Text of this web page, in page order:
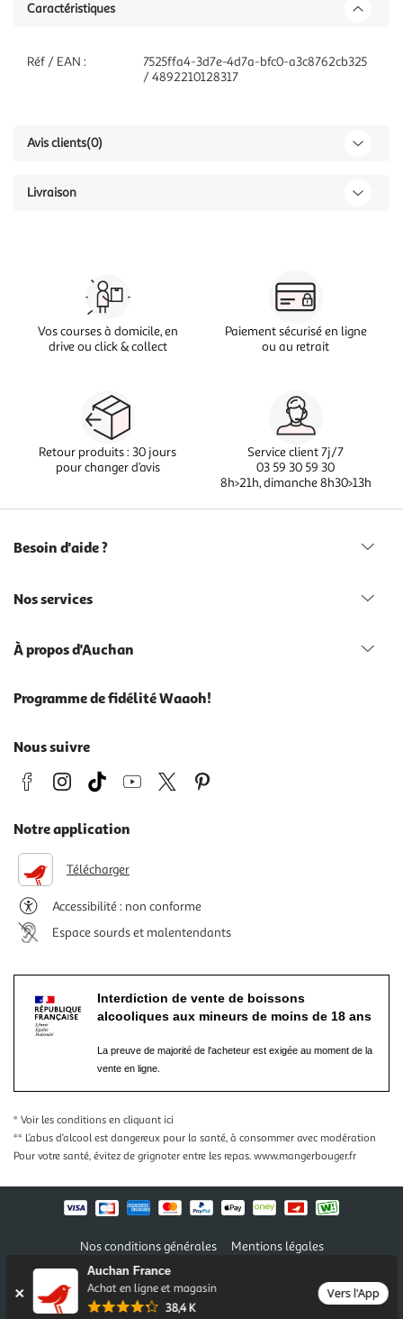
Auchan France
Achat en ligne et magasin
38,4 K
Vers l'App
Caractéristiques
Réf / EAN :
7525ffa4-3d7e-4d7a-bfc0-a3c8762cb325
/ 4892210128317
Avis clients(0)
Livraison
Vos courses à domicile, en
drive ou click & collect
Paiement sécurisé en ligne
ou au retrait
Retour produits : 30 jours
pour changer d’avis
Service client 7j/7
03 59 30 59 30
8h>21h, dimanche 8h30>13h
Besoin d'aide ?
Nos services
À propos d'Auchan
Programme de fidélité Waaoh!
Nous suivre
Notre application
Télécharger
Accessibilité : non conforme
Espace sourds et malentendants
Interdiction de vente de boissons
alcooliques aux mineurs de moins de 18 ans
La preuve de majorité de l'acheteur est exigée au moment de la
vente en ligne.
* Voir les conditions en cliquant ici
** L’abus d’alcool est dangereux pour la santé, à consommer avec modération
Pour votre santé, évitez de grignoter entre les repas. www.mangerbouger.fr
Nos conditions générales
Mentions légales
Conditions des offres et promotions
Politique de confidentialité
Informations légales marketplace